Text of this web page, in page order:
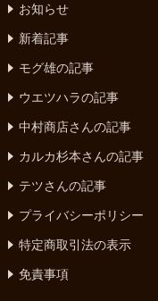
お知らせ
新着記事
モグ雄の記事
ウエツハラの記事
中村商店さんの記事
カルカ杉本さんの記事
テツさんの記事
プライバシーポリシー
特定商取引法の表示
免責事項